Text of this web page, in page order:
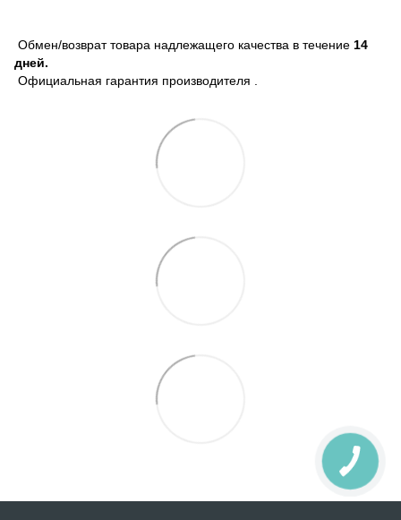
Обмен/возврат товара надлежащего качества в течение 14
дней.
Официальная гарантия производителя .